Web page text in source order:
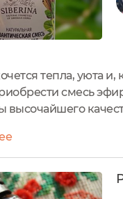
тепла, уюта
смесь
высочайшего